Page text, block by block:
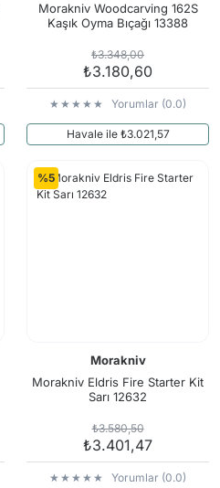
Morakniv Woodcarving 162S
Kaşık Oyma Bıçağı 13388
₺3.348,00
₺3.180,60
Yorumlar (0.0)
Havale ile ₺3.021,57
%5
Morakniv
Morakniv Eldris Fire Starter Kit
Sarı 12632
₺3.580,50
₺3.401,47
Yorumlar (0.0)